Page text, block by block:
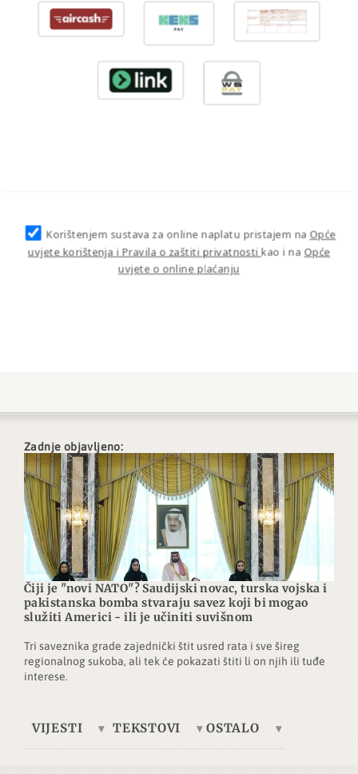
Korištenjem sustava za online naplatu pristajem na Opće
uvjete korištenja i Pravila o zaštiti privatnosti kao i na Opće
uvjete o online plaćanju
Zadnje objavljeno:
Čiji je "novi NATO"? Saudijski novac, turska vojska i
pakistanska bomba stvaraju savez koji bi mogao
služiti Americi - ili je učiniti suvišnom
Tri saveznika grade zajednički štit usred rata i sve šireg
regionalnog sukoba, ali tek će pokazati štiti li on njih ili tuđe
interese.
VIJESTI TEKSTOVI OSTALO